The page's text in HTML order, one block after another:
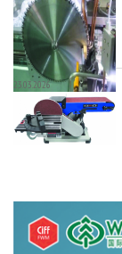
23.03.2026